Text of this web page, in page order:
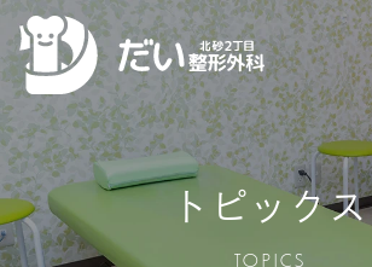
トピックス
TOPICS